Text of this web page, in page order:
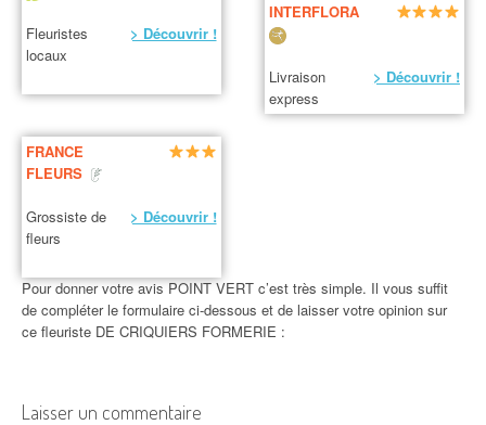
Fleuristes
locaux
> Découvrir !
INTERFLORA
Livraison
express
> Découvrir !
FRANCE
FLEURS
Grossiste de
fleurs
> Découvrir !
Pour donner votre avis POINT VERT c’est très simple. Il vous suffit
de compléter le formulaire ci-dessous et de laisser votre opinion sur
ce fleuriste DE CRIQUIERS FORMERIE :
Laisser un commentaire